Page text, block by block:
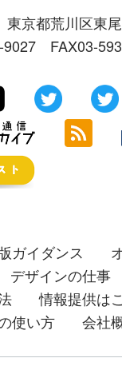
京都荒川区東
9027 FAX03-
ガイダンス
デザインの仕事
情報提供は
使い方
会社